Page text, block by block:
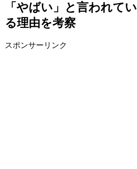
「やばい」と言われてい
る理由を考察
スポンサーリンク